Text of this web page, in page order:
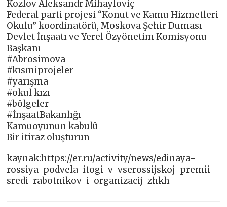
Kozlov Aleksandr Mihayloviç
Federal parti projesi “Konut ve Kamu Hizmetleri
Okulu” koordinatörü, Moskova Şehir Duması
Devlet İnşaatı ve Yerel Özyönetim Komisyonu
Başkanı
#Abrosimova
#kısmiprojeler
#yarışma
#okul kızı
#bölgeler
#İnşaatBakanlığı
Kamuoyunun kabulü
Bir itiraz oluşturun
kaynak:https://er.ru/activity/news/edinaya-
rossiya-podvela-itogi-v-vserossijskoj-premii-
sredi-rabotnikov-i-organizacij-zhkh